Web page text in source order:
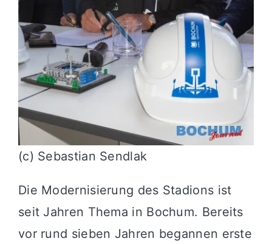
(c) Sebastian Sendlak
Die Modernisierung des Stadions ist
seit Jahren Thema in Bochum. Bereits
vor rund sieben Jahren begannen erste